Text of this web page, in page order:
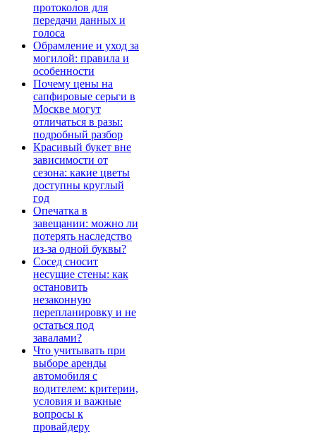
протоколов для
передачи данных и
голоса
Обрамление и уход за
могилой: правила и
особенности
Почему цены на
сапфировые серьги в
Москве могут
отличаться в разы:
подробный разбор
Красивый букет вне
зависимости от
сезона: какие цветы
доступны круглый
год
Опечатка в
завещании: можно ли
потерять наследство
из-за одной буквы?
Сосед сносит
несущие стены: как
остановить
незаконную
перепланировку и не
остаться под
завалами?
Что учитывать при
выборе аренды
автомобиля с
водителем: критерии,
условия и важные
вопросы к
провайдеру